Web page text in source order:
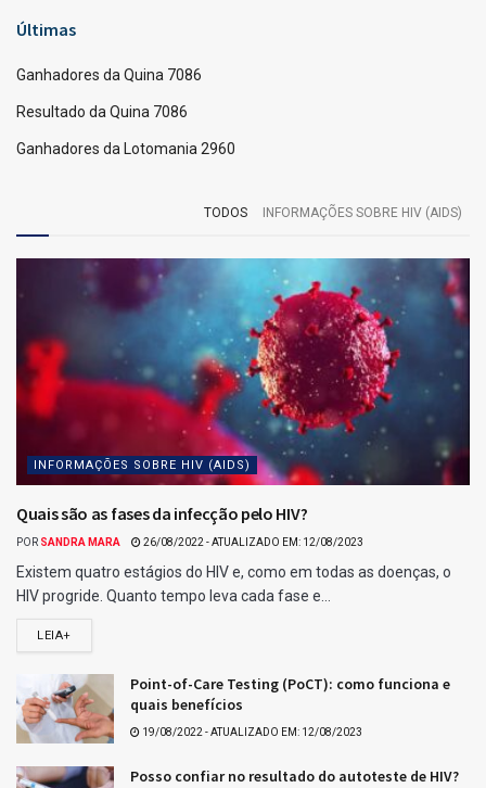
Últimas
Ganhadores da Quina 7086
Resultado da Quina 7086
Ganhadores da Lotomania 2960
TODOS INFORMAÇÕES SOBRE HIV (AIDS)
INFORMAÇÕES SOBRE HIV (AIDS)
Quais são as fases da infecção pelo HIV?
POR SANDRA MARA 26/08/2022 - ATUALIZADO EM: 12/08/2023
Existem quatro estágios do HIV e, como em todas as doenças, o
HIV progride. Quanto tempo leva cada fase e...
LEIA+
Point-of-Care Testing (PoCT): como funciona e
quais benefícios
19/08/2022 - ATUALIZADO EM: 12/08/2023
Posso confiar no resultado do autoteste de HIV?